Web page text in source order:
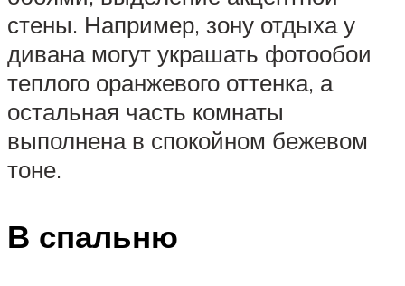
стены. Например, зону отдыха у
дивана могут украшать фотообои
теплого оранжевого оттенка, а
остальная часть комнаты
выполнена в спокойном бежевом
тоне.
В спальню